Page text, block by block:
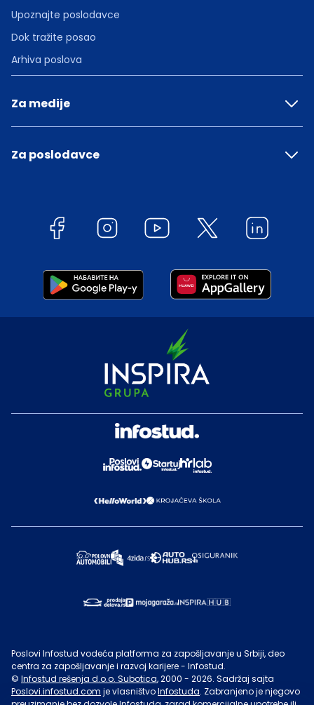
Upoznajte poslodavce
Dok tražite posao
Arhiva poslova
Za medije
Za poslodavce
Poslovi Infostud vodeća platforma za zapošljavanje u Srbiji, deo
centra za zapošljavanje i razvoj karijere - Infostud.
© Infostud rešenja d.o.o. Subotica, 2000 - 2026. Sadržaj sajta
Poslovi.infostud.com je vlasništvoInfostuda. Zabranjeno je njegovo